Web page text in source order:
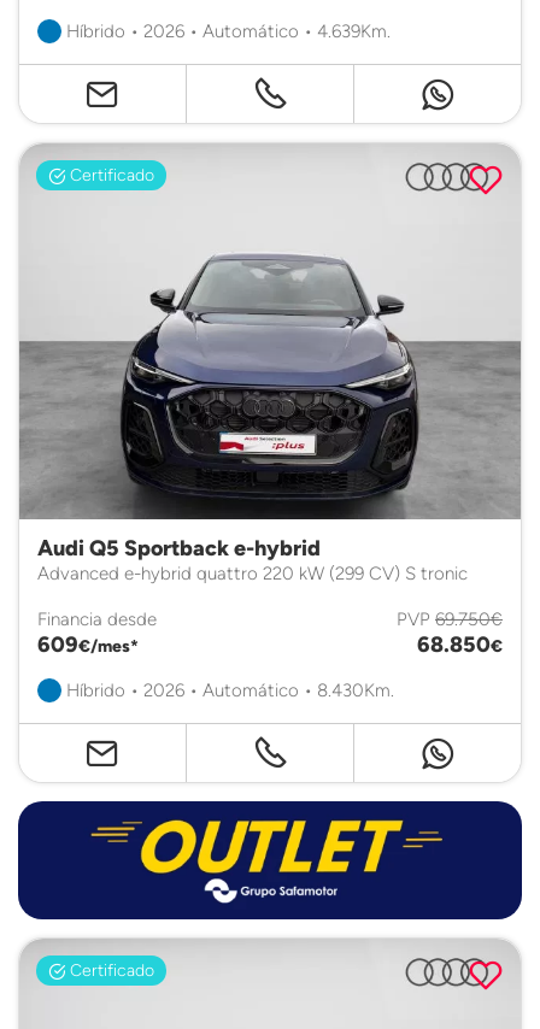
Híbrido • 2026 • Automático • 4.639Km.
Certificado
Audi Q5 Sportback e-hybrid
Advanced e-hybrid quattro 220 kW (299 CV) S tronic
Financia desde
609€/mes*
PVP 69.750€
68.850€
Híbrido • 2026 • Automático • 8.430Km.
Certificado